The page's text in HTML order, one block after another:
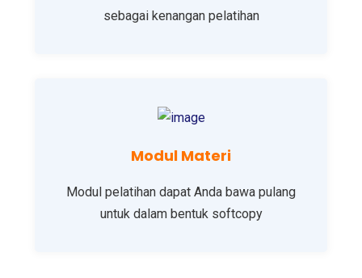
sebagai kenangan pelatihan
Modul Materi
Modul pelatihan dapat Anda bawa pulang
untuk dalam bentuk softcopy